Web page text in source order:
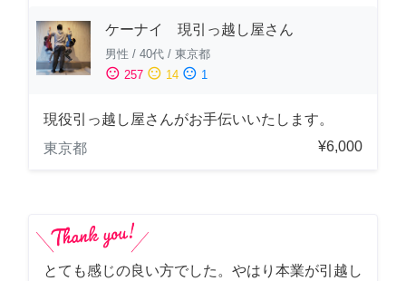
ケーナイ 現引っ越し屋さん
男性 / 40代 / 東京都
sentiment_satisfied 257 sentiment_neutral 14 sentiment_dissatisfied 1
現役引っ越し屋さんがお手伝いいたします。
東京都
¥6,000
とても感じの良い方でした。やはり本業が引越し